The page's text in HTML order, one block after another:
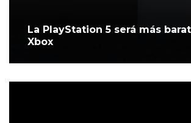
La PlayStation 5 será más
Xbox